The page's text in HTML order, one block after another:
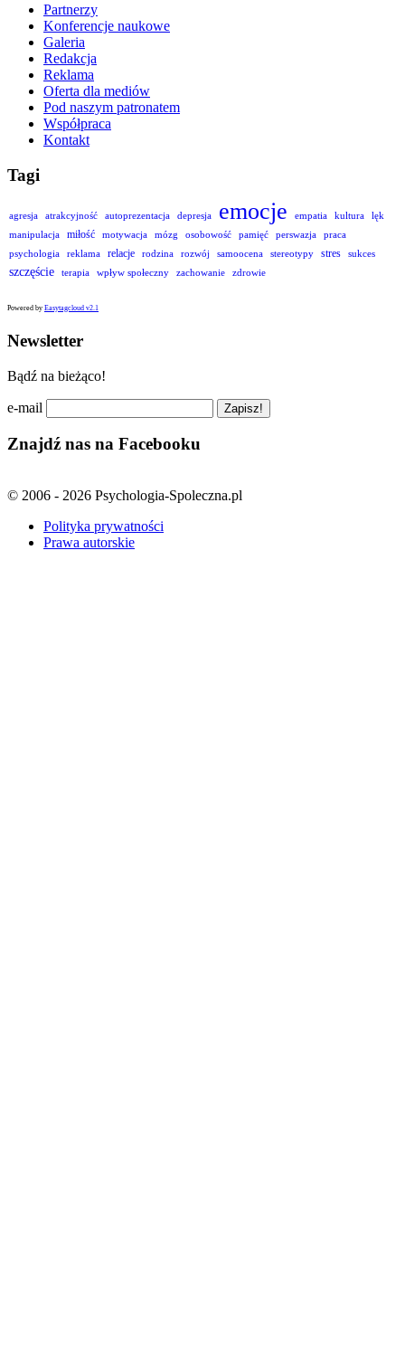
Partnerzy
Konferencje naukowe
Galeria
Redakcja
Reklama
Oferta dla mediów
Pod naszym patronatem
Współpraca
Kontakt
Tagi
agresja atrakcyjność autoprezentacja depresja emocje empatia kultura
lęk
manipulacja
miłość motywacja mózg osobowość pamięć perswazja
praca
psychologia
reklama relacje rodzina rozwój samoocena stereotypy stres sukces
szczęście terapia wpływ społeczny zachowanie zdrowie
Powered by Easytagcloud v2.1
Newsletter
Bądź na bieżąco!
e-mail
Znajdź nas na Facebooku
© 2006 - 2026 Psychologia-Spoleczna.pl
Polityka prywatności
Prawa autorskie